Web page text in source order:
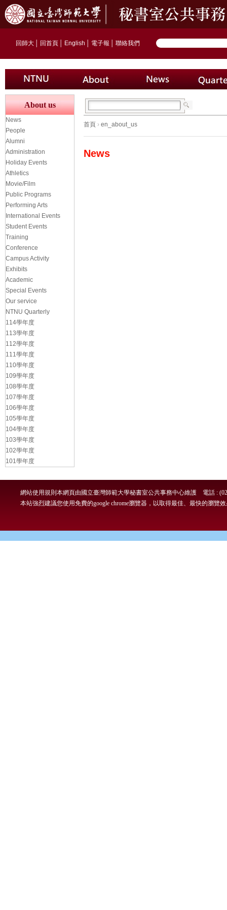
回師大 回首頁 English 電子報 聯絡我們
首頁 › en_about_us
News
About us
News
People
Alumni
Administration
Holiday Events
Athletics
Movie/Film
Public Programs
Performing Arts
International Events
Student Events
Training
Conference
Campus Activity
Exhibits
Academic
Special Events
Our service
NTNU Quarterly
114學年度
113學年度
112學年度
111學年度
110學年度
109學年度
108學年度
107學年度
106學年度
105學年度
104學年度
103學年度
102學年度
101學年度
本網頁由國立臺灣師範大學秘書室公共事務中心維護 電話 :
網站使用規則
本站強烈建議您使用免費的google chrome瀏覽器，以取得最佳、最快的瀏覽